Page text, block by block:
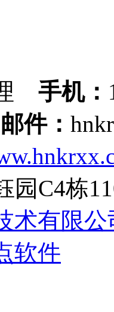
手机：
邮件：
园C4栋
术有限公
软件